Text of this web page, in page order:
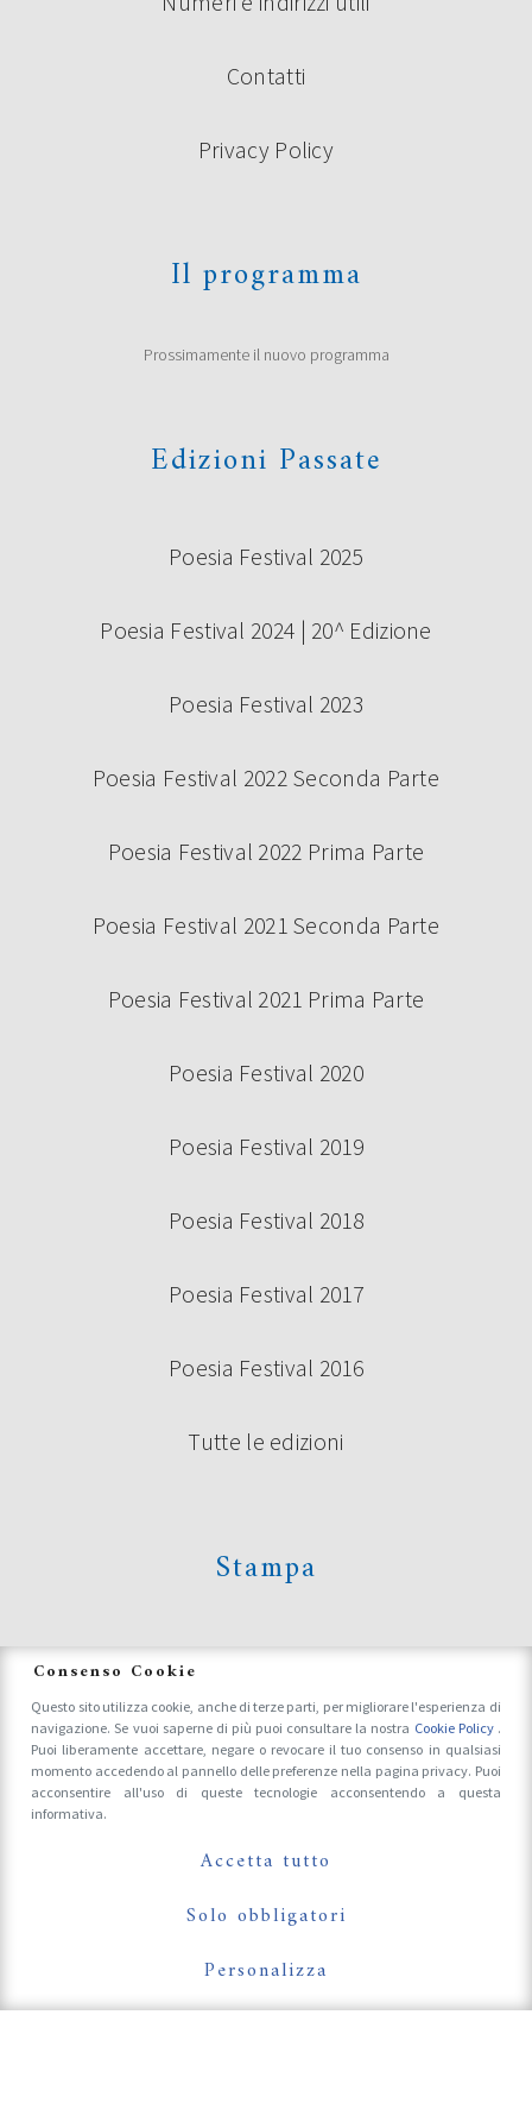
Contatti
Privacy Policy
Il programma
Prossimamente il nuovo programma
Edizioni Passate
Poesia Festival 2025
Poesia Festival 2024 | 20^ Edizione
Poesia Festival 2023
Poesia Festival 2022 Seconda Parte
Poesia Festival 2022 Prima Parte
Poesia Festival 2021 Seconda Parte
Poesia Festival 2021 Prima Parte
Poesia Festival 2020
Poesia Festival 2019
Poesia Festival 2018
Poesia Festival 2017
Poesia Festival 2016
Tutte le edizioni
Stampa
Accrediti Stampa e Fotografi
Follow Us On
Consenso Cookie
Questo sito utilizza cookie, anche di terze parti, per migliorare l'esperienza di
navigazione. Se vuoi saperne di più puoi consultare la nostra Cookie Policy .
Puoi liberamente accettare, negare o revocare il tuo consenso in qualsiasi
momento accedendo al pannello delle preferenze nella pagina privacy. Puoi
acconsentire all'uso di queste tecnologie acconsentendo a questa
informativa.
Accetta tutto
Solo obbligatori
Personalizza